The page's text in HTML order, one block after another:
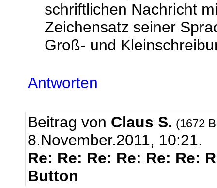
schriftlichen Nachricht
Zeichensatz seiner
Groß- und
Antworten
Beitrag von Claus S. (1672
8.November.2011, 10:21.
Re: Re: Re: Re: Re: Re:
Button